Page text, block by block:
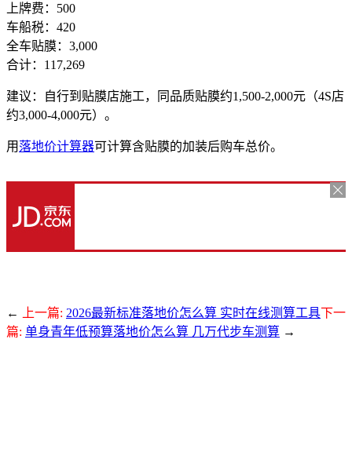
上牌费：500
车船税：420
全车贴膜：3,000
合计：117,269
建议：自行到贴膜店施工，同品质贴膜约1,500-2,000元（4S店
约3,000-4,000元）。
用 落地价计算器可计算含贴膜的加装后购车总价。
← 上一篇: 2026最新标准落地价怎么算 实时在线测算工具下一
篇: 单身青年低预算落地价怎么算 几万代步车测算 →